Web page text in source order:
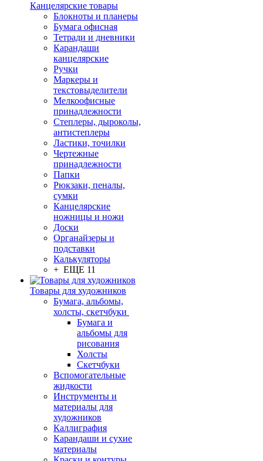
Канцелярские товары
Блокноты и планеры
Бумага офисная
Тетради и дневники
Карандаши
канцелярские
Ручки
Маркеры и
текстовыделители
Мелкоофисные
принадлежности
Степлеры, дыроколы,
антистеплеры
Ластики, точилки
Чертежные
принадлежности
Папки
Рюкзаки, пеналы,
сумки
Канцелярские
ножницы и ножи
Доски
Органайзеры и
подставки
Калькуляторы
+ ЕЩЕ 11
Товары для художников
Бумага, альбомы,
холсты, скетчбуки
Бумага и
альбомы для
рисования
Холсты
Скетчбуки
Вспомогательные
жидкости
Инструменты и
материалы для
художников
Каллиграфия
Карандаши и сухие
материалы